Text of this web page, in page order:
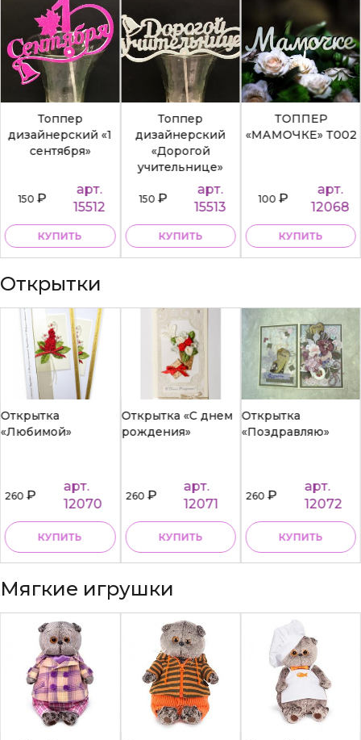
Топпер
дизайнерский «1
сентября»
150₽
арт.
15512
КУПИТЬ
Топпер
дизайнерский
«Дорогой
учительнице»
150₽
арт.
15513
КУПИТЬ
ТОППЕР
«МАМОЧКЕ» Т002
100₽
арт.
12068
КУПИТЬ
Открытки
Открытка
«Любимой»
260₽
арт.
12070
КУПИТЬ
Открытка «С днем
рождения»
260₽
арт.
12071
КУПИТЬ
Открытка
«Поздравляю»
260₽
арт.
12072
КУПИТЬ
Мягкие игрушки